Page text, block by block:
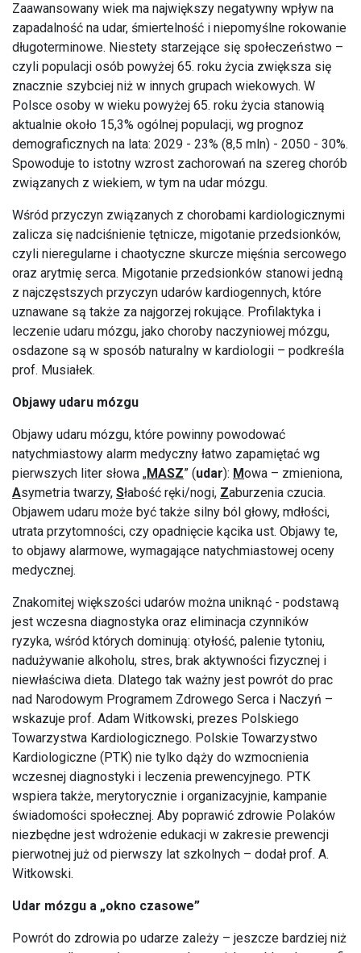
Zaawansowany wiek ma największy negatywny wpływ na
zapadalność na udar, śmiertelność i niepomyślne rokowanie
długoterminowe. Niestety starzejące się społeczeństwo –
czyli populacji osób powyżej 65. roku życia zwiększa się
znacznie szybciej niż w innych grupach wiekowych. W
Polsce osoby w wieku powyżej 65. roku życia stanowią
aktualnie około 15,3% ogólnej populacji, wg prognoz
demograficznych na lata: 2029 - 23% (8,5 mln) - 2050 - 30%.
Spowoduje to istotny wzrost zachorowań na szereg chorób
związanych z wiekiem, w tym na udar mózgu.
Wśród przyczyn związanych z chorobami kardiologicznymi
zalicza się nadciśnienie tętnicze, migotanie przedsionków,
czyli nieregularne i chaotyczne skurcze mięśnia sercowego
oraz arytmię serca. Migotanie przedsionków stanowi jedną
z najczęstszych przyczyn udarów kardiogennych, które
uznawane są także za najgorzej rokujące. Profilaktyka i
leczenie udaru mózgu, jako choroby naczyniowej mózgu,
osdazone są w sposób naturalny w kardiologii – podkreśla
prof. Musiałek.
Objawy udaru mózgu
Objawy udaru mózgu, które powinny powodować
natychmiastowy alarm medyczny łatwo zapamiętać wg
pierwszych liter słowa „MASZ” (udar): Mowa – zmieniona,
Asymetria twarzy, Słabość ręki/nogi, Zaburzenia czucia.
Objawem udaru może być także silny ból głowy, mdłości,
utrata przytomności, czy opadnięcie kącika ust. Objawy te,
to objawy alarmowe, wymagające natychmiastowej oceny
medycznej.
Znakomitej większości udarów można uniknąć - podstawą
jest wczesna diagnostyka oraz eliminacja czynników
ryzyka, wśród których dominują: otyłość, palenie tytoniu,
nadużywanie alkoholu, stres, brak aktywności fizycznej i
niewłaściwa dieta. Dlatego tak ważny jest powrót do prac
nad Narodowym Programem Zdrowego Serca i Naczyń –
wskazuje prof. Adam Witkowski, prezes Polskiego
Towarzystwa Kardiologicznego. Polskie Towarzystwo
Kardiologiczne (PTK) nie tylko dąży do wzmocnienia
wczesnej diagnostyki i leczenia prewencyjnego. PTK
wspiera także, merytorycznie i organizacyjnie, kampanie
świadomości społecznej. Aby poprawić zdrowie Polaków
niezbędne jest wdrożenie edukacji w zakresie prewencji
pierwotnej już od pierwszy lat szkolnych – dodał prof. A.
Witkowski.
Udar mózgu a „okno czasowe”
Powrót do zdrowia po udarze zależy – jeszcze bardziej niż